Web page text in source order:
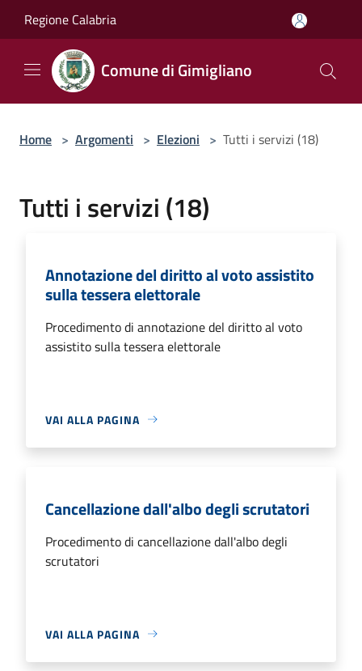
Regione Calabria
Comune di Gimigliano
Home > Argomenti > Elezioni > Tutti i servizi (18)
Tutti i servizi (18)
Annotazione del diritto al voto assistito
sulla tessera elettorale
Procedimento di annotazione del diritto al voto
assistito sulla tessera elettorale
VAI ALLA PAGINA
Cancellazione dall'albo degli scrutatori
Procedimento di cancellazione dall'albo degli
scrutatori
VAI ALLA PAGINA